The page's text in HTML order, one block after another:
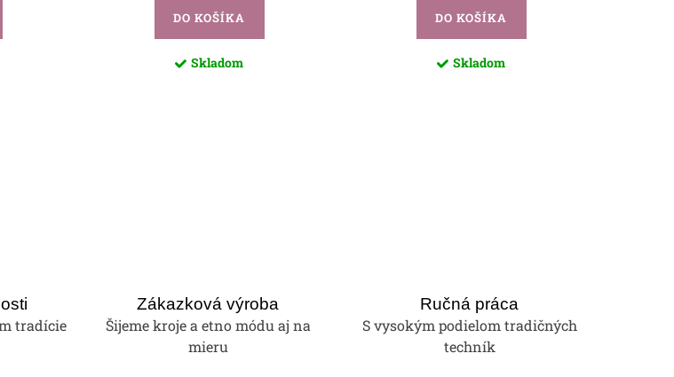
DO KOŠÍKA
Skladom
DO KOŠÍKA
Skladom
tradície
Zákazková výroba
Šijeme kroje a etno módu aj na
mieru
Ručná práca
S vysokým podielom tradičných
techník